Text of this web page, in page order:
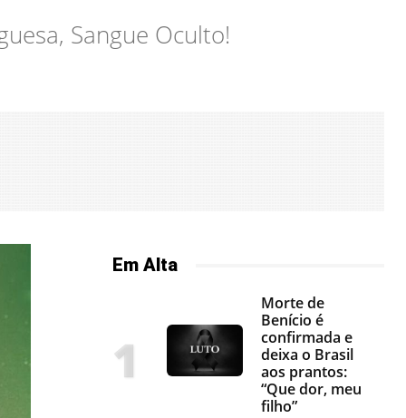
Sangue Oculto!
Em Alta
Morte de
Benício é
confirmada e
deixa o Brasil
aos prantos:
“Que dor, meu
filho”